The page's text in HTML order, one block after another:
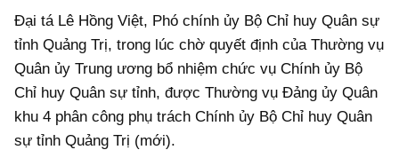
Đại tá Lê Hồng Việt, Phó chính ủy Bộ Chỉ huy Quân sự
tỉnh Quảng Trị, trong lúc chờ quyết định của Thường vụ
Quân ủy Trung ương bổ nhiệm chức vụ Chính ủy Bộ
Chỉ huy Quân sự tỉnh, được Thường vụ Đảng ủy Quân
khu 4 phân công phụ trách Chính ủy Bộ Chỉ huy Quân
sự tỉnh Quảng Trị (mới).